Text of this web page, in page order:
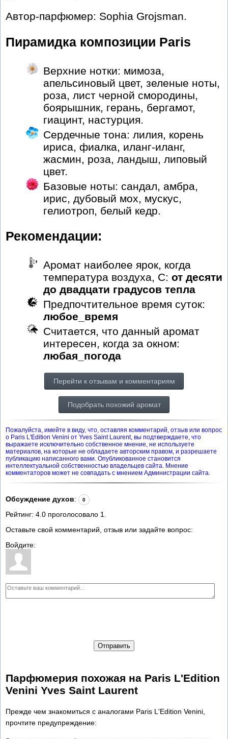
Автор-парфюмер: Sophia Grojsman.
Пирамидка композиции Paris
Верхние нотки: мимоза,
апельсиновый цвет, зеленые ноты,
роза, лист черной смородины,
боярышник, герань, бергамот,
гиацинт, настурция.
Сердечные тона: лилия, корень
ириса, фиалка, иланг-иланг,
жасмин, роза, ландыш, липовый
цвет.
Базовые ноты: сандал, амбра,
ирис, дубовый мох, мускус,
гелиотроп, белый кедр.
Рекомендации:
Аромат наиболее ярок, когда
температура воздуха, С: от десяти
до двадцати градусов тепла
Предпочтительное время суток:
любое_время
Считается, что данный аромат
интересен, когда за окном:
любая_погода
Перейти к отзывам и комментариям
Подобрать похожий аромат
Пожалуйста, имейте в виду, что, оставляя комментарий, отзыв или вопрос
о Paris L'Edition Venini от Yves Saint Laurent, вы подтверждаете, что
выражаете исключительно собственное мнение, не используете
материалов, на которые не обладаете авторским правом, и разрешаете
публикацию написанного вами. Опубликованное становится
интеллектуальной собственностью владельцев сайта. Мнение
комментаторов может не совпадать с мнением Администрации сайта.
Обсуждение духов: 0
Рейтинг: 4.0 проголосовало 1
Оставьте свой комментарий, отзыв или задайте вопрос:
Войдите:
Отправить
Парфюмерия похожая на Paris L'Edition
Venini Yves Saint Laurent
Прежде чем знакомиться с аналогами Paris L'Edition Venini,
прочтите предупреждение: